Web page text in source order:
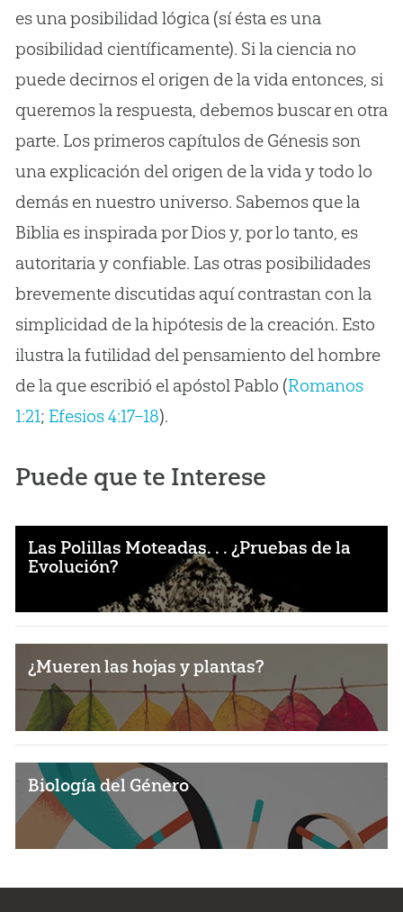
es una posibilidad lógica (sí ésta es una
posibilidad científicamente). Si la ciencia no
puede decirnos el origen de la vida entonces, si
queremos la respuesta, debemos buscar en otra
parte. Los primeros capítulos de Génesis son
una explicación del origen de la vida y todo lo
demás en nuestro universo. Sabemos que la
Biblia es inspirada por Dios y, por lo tanto, es
autoritaria y confiable. Las otras posibilidades
brevemente discutidas aquí contrastan con la
simplicidad de la hipótesis de la creación. Esto
ilustra la futilidad del pensamiento del hombre
de la que escribió el apóstol Pablo (Romanos
1:21; Efesios 4:17–18).
Puede que te Interese
Las Polillas Moteadas. . . ¿Pruebas de la
Evolución?
¿Mueren las hojas y plantas?
Biología del Género